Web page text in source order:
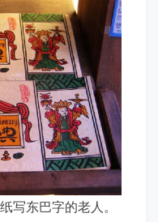
写东巴字的老人。